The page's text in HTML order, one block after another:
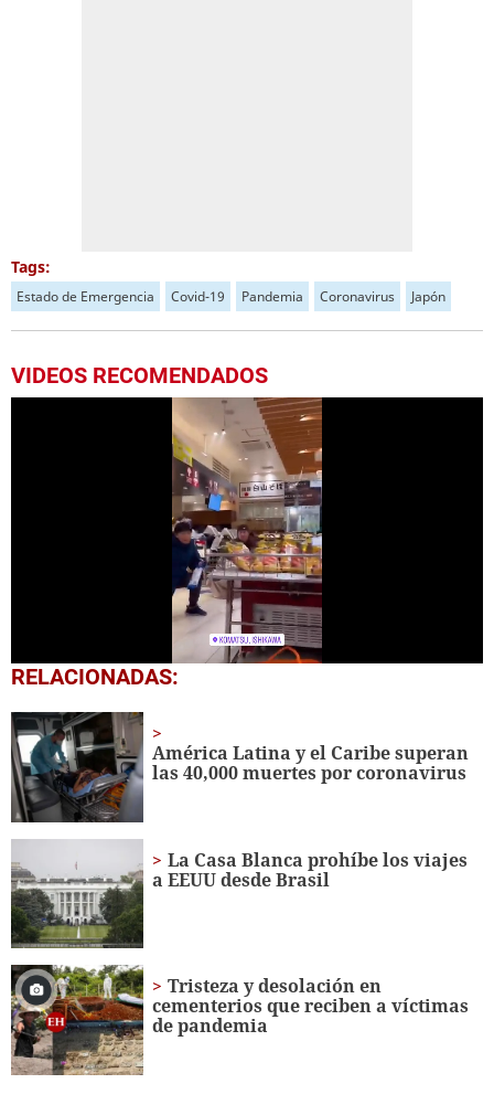
Tags:
Estado de Emergencia Covid-19 Pandemia Coronavirus Japón
VIDEOS RECOMENDADOS
0
seconds
2
minutes,
40
seconds
RELACIONADAS:
América Latina y el Caribe superan
las 40,000 muertes por coronavirus
La Casa Blanca prohíbe los viajes
a EEUU desde Brasil
Tristeza y desolación en
cementerios que reciben a víctimas
de pandemia